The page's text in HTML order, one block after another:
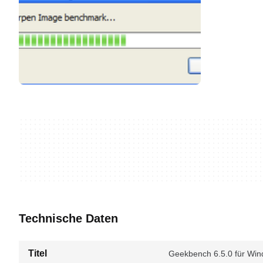
Technische Daten
Titel Geekbench 6.5.0 für